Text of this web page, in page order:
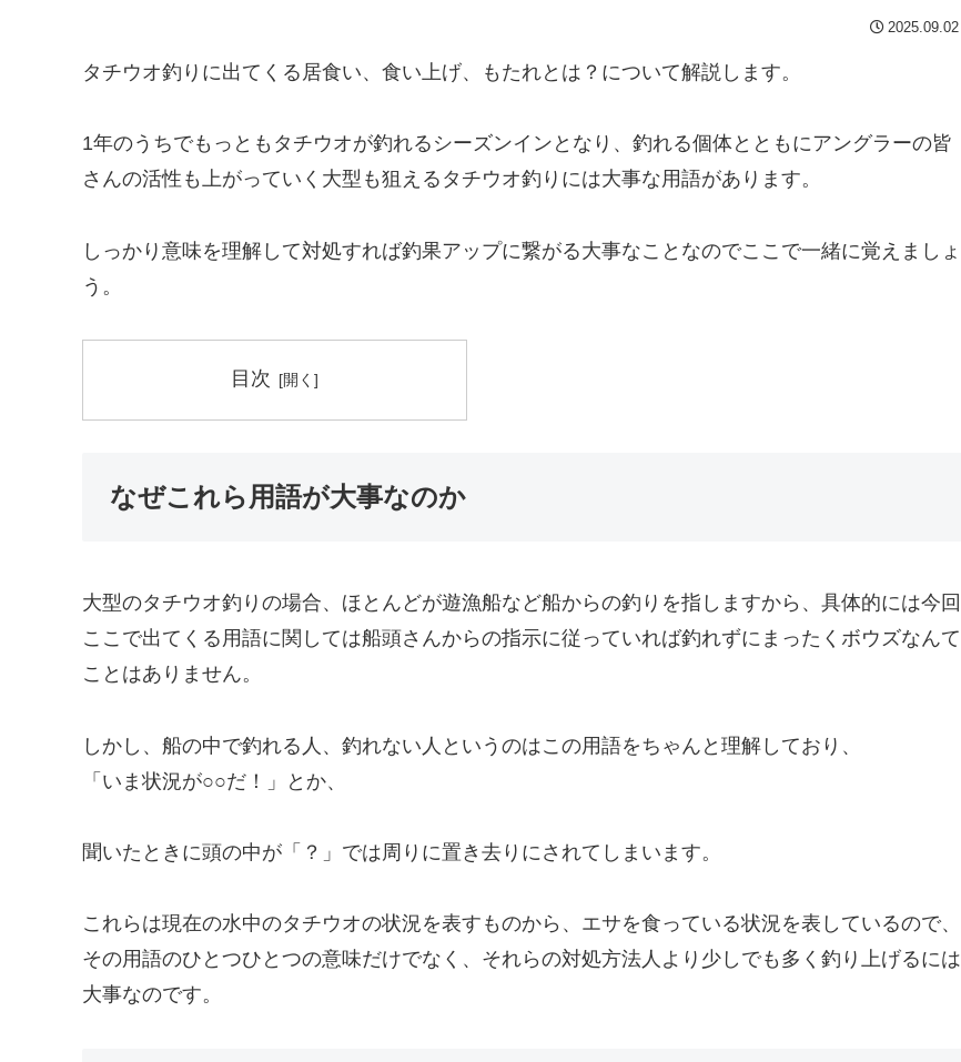
2025.09.02
タチウオ釣りに出てくる居食い、食い上げ、もたれとは？について解説します。
1年のうちでもっともタチウオが釣れるシーズンインとなり、釣れる個体とともにアングラーの皆
さんの活性も上がっていく大型も狙えるタチウオ釣りには大事な用語があります。
しっかり意味を理解して対処すれば釣果アップに繋がる大事なことなのでここで一緒に覚えましょ
う。
目次
なぜこれら用語が大事なのか
大型のタチウオ釣りの場合、ほとんどが遊漁船など船からの釣りを指しますから、具体的には今回
ここで出てくる用語に関しては船頭さんからの指示に従っていれば釣れずにまったくボウズなんて
ことはありません。
しかし、船の中で釣れる人、釣れない人というのはこの用語をちゃんと理解しており、
「いま状況が○○だ！」とか、
聞いたときに頭の中が「？」では周りに置き去りにされてしまいます。
これらは現在の水中のタチウオの状況を表すものから、エサを食っている状況を表しているので、
その用語のひとつひとつの意味だけでなく、それらの対処方法人より少しでも多く釣り上げるには
大事なのです。